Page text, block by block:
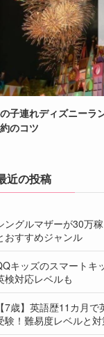
子連れディズニーラ
のコツ
近の投稿
ングルマザーが30万
おすすめジャンル
キッズのスマートキ
検対応レベルも
【7歳】英語歴11カ月
験！難易度レベルと